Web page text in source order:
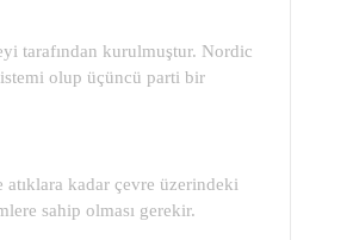
tarafından kurulmuştur. Nordic
olup üçüncü parti bir
kadar çevre üzerindeki
sahip olması gerekir.